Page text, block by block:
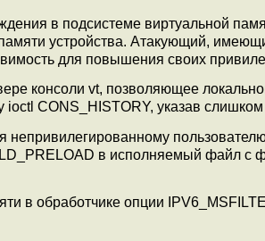
в подсистеме виртуальной
устройства. Атакующий,
для повышения своих
консоли vt, позволяющее
ioctl CONS_HISTORY, указав
непривилегированному
в исполняемый файл с
в обработчике опции